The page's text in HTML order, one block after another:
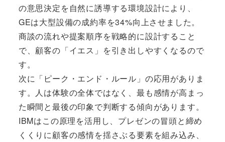
の意思決定を自然に誘導する環境設計により、
GEは大型設備の成約率を34%向上させました。
商談の流れや提案順序を戦略的に設計すること
で、顧客の「イエス」を引き出しやすくなるので
す。
次に「ピーク・エンド・ルール」の応用がありま
す。人は体験の全体ではなく、最も感情が高まっ
た瞬間と最後の印象で判断する傾向があります。
IBMはこの原理を活用し、プレゼンの冒頭と締め
くくりに顧客の感情を揺さぶる要素を組み込み、